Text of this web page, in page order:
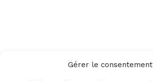
Gérer le consentement